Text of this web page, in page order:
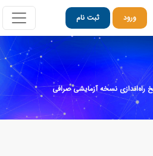
ورود ثبت نام
راه‌اندازی نسخه آزمایشی صرافی